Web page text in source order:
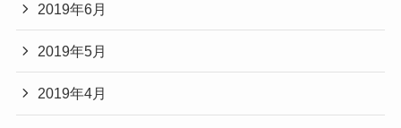
2019年6月
2019年5月
2019年4月